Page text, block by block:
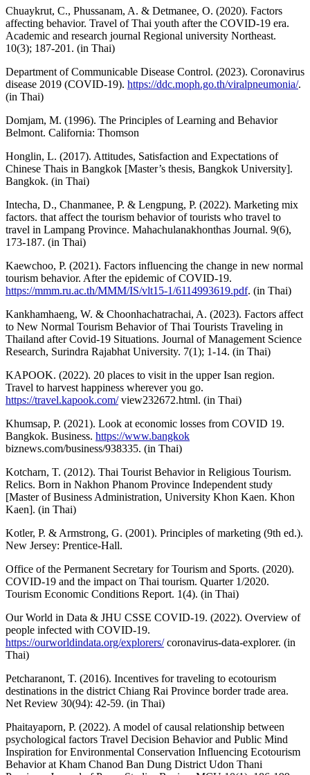
Chuaykrut, C., Phussanam, A. & Detmanee, O. (2020). Factors
affecting behavior. Travel of Thai youth after the COVID-19 era.
Academic and research journal Regional university Northeast.
10(3); 187-201. (in Thai)
Department of Communicable Disease Control. (2023). Coronavirus
disease 2019 (COVID-19). https://ddc.moph.go.th/viralpneumonia/.
(in Thai)
Domjam, M. (1996). The Principles of Learning and Behavior
Belmont. California: Thomson
Honglin, L. (2017). Attitudes, Satisfaction and Expectations of
Chinese Thais in Bangkok [Master’s thesis, Bangkok University].
Bangkok. (in Thai)
Intecha, D., Chanmanee, P. & Lengpung, P. (2022). Marketing mix
factors. that affect the tourism behavior of tourists who travel to
travel in Lampang Province. Mahachulanakhonthas Journal. 9(6),
173-187. (in Thai)
Kaewchoo, P. (2021). Factors influencing the change in new normal
tourism behavior. After the epidemic of COVID-19.
https://mmm.ru.ac.th/MMM/IS/vlt15-1/6114993619.pdf. (in Thai)
Kankhamhaeng, W. & Choonhachatrachai, A. (2023). Factors affect
to New Normal Tourism Behavior of Thai Tourists Traveling in
Thailand after Covid-19 Situations. Journal of Management Science
Research, Surindra Rajabhat University. 7(1); 1-14. (in Thai)
KAPOOK. (2022). 20 places to visit in the upper Isan region.
Travel to harvest happiness wherever you go.
https://travel.kapook.com/view232672.html. (in Thai)
Khumsap, P. (2021). Look at economic losses from COVID 19.
Bangkok. Business. https://www.bangkok
biznews.com/business/938335. (in Thai)
Kotcharn, T. (2012). Thai Tourist Behavior in Religious Tourism.
Relics. Born in Nakhon Phanom Province Independent study
[Master of Business Administration, University Khon Kaen. Khon
Kaen]. (in Thai)
Kotler, P. & Armstrong, G. (2001). Principles of marketing (9th ed.).
New Jersey: Prentice-Hall.
Office of the Permanent Secretary for Tourism and Sports. (2020).
COVID-19 and the impact on Thai tourism. Quarter 1/2020.
Tourism Economic Conditions Report. 1(4). (in Thai)
Our World in Data & JHU CSSE COVID-19. (2022). Overview of
people infected with COVID-19.
https://ourworldindata.org/explorers/coronavirus-data-explorer. (in
Thai)
Petcharanont, T. (2016). Incentives for traveling to ecotourism
destinations in the district Chiang Rai Province border trade area.
Net Review 30(94): 42-59. (in Thai)
Phaitayaporn, P. (2022). A model of causal relationship between
psychological factors Travel Decision Behavior and Public Mind
Inspiration for Environmental Conservation Influencing Ecotourism
Behavior at Kham Chanod Ban Dung District Udon Thani